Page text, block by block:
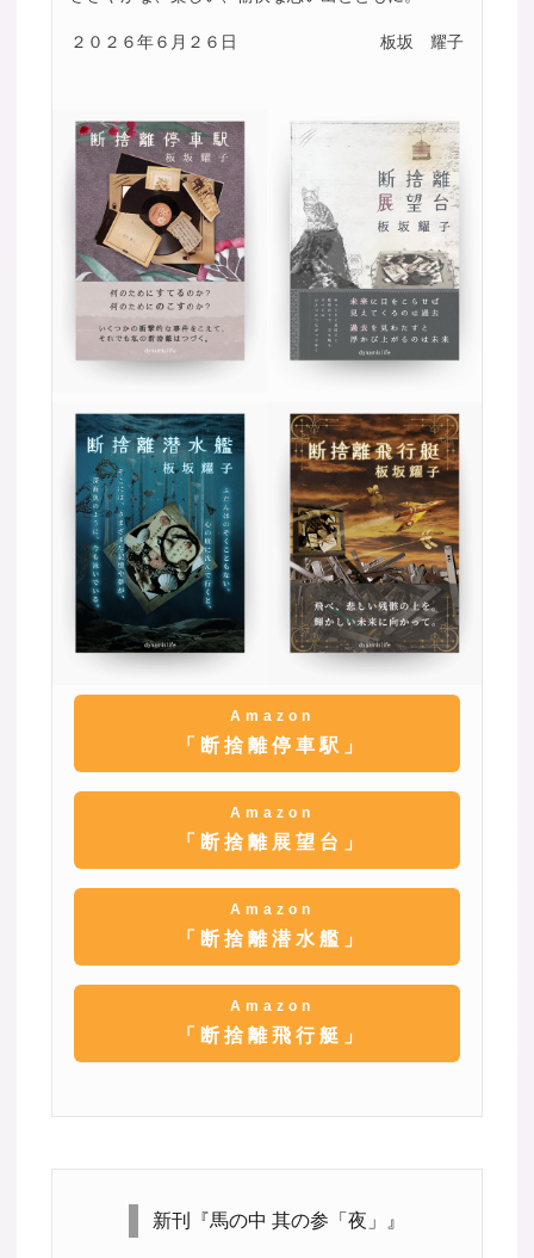
２０２６年６月２６日 板坂 耀子
Amazon
「断捨離停車駅」
Amazon
「断捨離展望台」
Amazon
「断捨離潜水艦」
Amazon
「断捨離飛行艇」
新刊『馬の中 其の参「夜」』